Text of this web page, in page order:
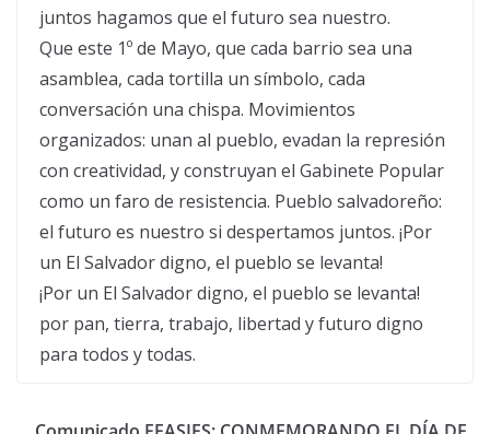
juntos hagamos que el futuro sea nuestro.
Que este 1º de Mayo, que cada barrio sea una
asamblea, cada tortilla un símbolo, cada
conversación una chispa. Movimientos
organizados: unan al pueblo, evadan la represión
con creatividad, y construyan el Gabinete Popular
como un faro de resistencia. Pueblo salvadoreño:
el futuro es nuestro si despertamos juntos. ¡Por
un El Salvador digno, el pueblo se levanta!
¡Por un El Salvador digno, el pueblo se levanta!
por pan, tierra, trabajo, libertad y futuro digno
para todos y todas.